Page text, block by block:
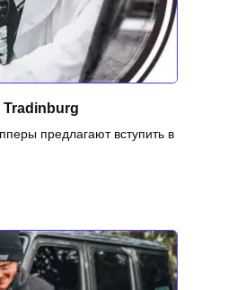
Tradinburg
предлагают вступить в